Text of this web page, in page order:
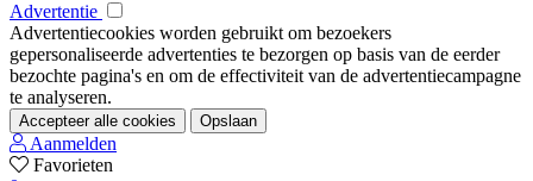
Advertentie
Advertentiecookies worden gebruikt om bezoekers
gepersonaliseerde advertenties te bezorgen op basis van de eerder
bezochte pagina's en om de effectiviteit van de advertentiecampagne
te analyseren.
Accepteer alle cookies Opslaan
Aanmelden
Favorieten